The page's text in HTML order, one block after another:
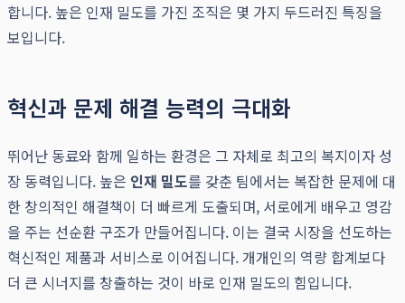
합니다. 높은 인재 밀도를 가진 조직은 몇 가지 두드러진 특징을
보입니다.
혁신과 문제 해결 능력의 극대화
뛰어난 동료와 함께 일하는 환경은 그 자체로 최고의 복지이자 성
장 동력입니다. 높은 인재 밀도를 갖춘 팀에서는 복잡한 문제에 대
한 창의적인 해결책이 더 빠르게 도출되며, 서로에게 배우고 영감
을 주는 선순환 구조가 만들어집니다. 이는 결국 시장을 선도하는
혁신적인 제품과 서비스로 이어집니다. 개개인의 역량 합계보다
더 큰 시너지를 창출하는 것이 바로 인재 밀도의 힘입니다.